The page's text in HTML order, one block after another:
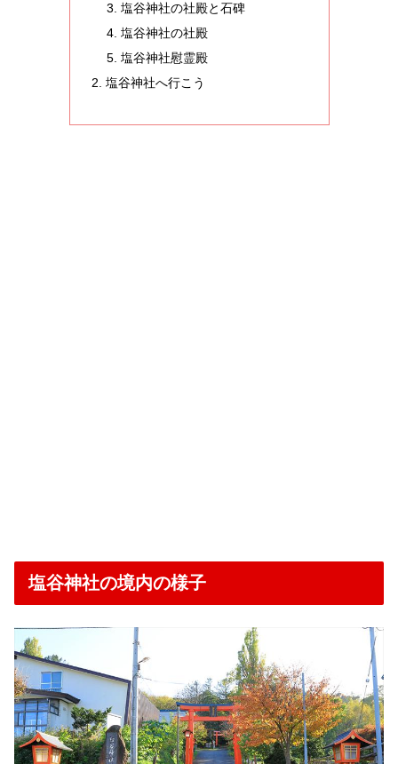
塩谷神社の社殿と石碑
塩谷神社の社殿
塩谷神社慰霊殿
塩谷神社へ行こう
塩谷神社の境内の様子